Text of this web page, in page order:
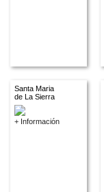
Santa Maria
de La Sierra
+ Información